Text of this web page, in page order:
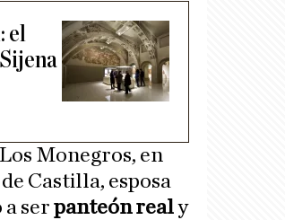
Monegros, en
Castilla, esposa
ser panteón realy